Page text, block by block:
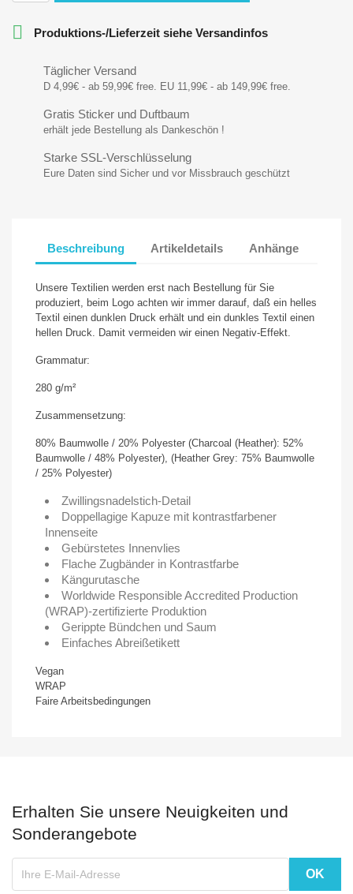
 Produktions-/Lieferzeit siehe Versandinfos
Täglicher Versand
D 4,99€ - ab 59,99€ free. EU 11,99€ - ab 149,99€ free.
Gratis Sticker und Duftbaum
erhält jede Bestellung als Dankeschön !
Starke SSL-Verschlüsselung
Eure Daten sind Sicher und vor Missbrauch geschützt
Beschreibung Artikeldetails Anhänge
Unsere Textilien werden erst nach Bestellung für Sie
produziert, beim Logo achten wir immer darauf, daß ein helles
Textil einen dunklen Druck erhält und ein dunkles Textil einen
hellen Druck. Damit vermeiden wir einen Negativ-Effekt.
Grammatur:
280 g/m²
Zusammensetzung:
80% Baumwolle / 20% Polyester (Charcoal (Heather): 52%
Baumwolle / 48% Polyester), (Heather Grey: 75% Baumwolle
/ 25% Polyester)
Zwillingsnadelstich-Detail
Doppellagige Kapuze mit kontrastfarbener
Innenseite
Gebürstetes Innenvlies
Flache Zugbänder in Kontrastfarbe
Kängurutasche
Worldwide Responsible Accredited Production
(WRAP)-zertifizierte Produktion
Gerippte Bündchen und Saum
Einfaches Abreißetikett
Vegan
WRAP
Faire Arbeitsbedingungen
Erhalten Sie unsere Neuigkeiten und
Sonderangebote